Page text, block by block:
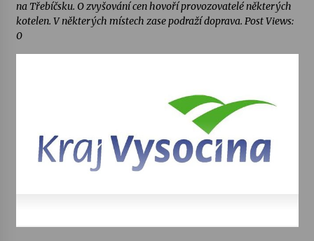
na Třebíčsku. O zvyšování cen hovoří provozovatelé některých
kotelen. V některých místech zase podraží doprava. Post Views:
0